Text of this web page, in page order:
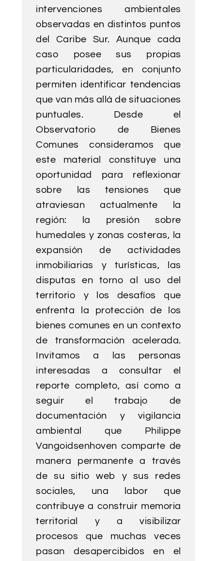
intervenciones ambientales
observadas en distintos puntos
del Caribe Sur. Aunque cada
caso posee sus propias
particularidades, en conjunto
permiten identificar tendencias
que van más allá de situaciones
puntuales. Desde el
Observatorio de Bienes
Comunes consideramos que
este material constituye una
oportunidad para reflexionar
sobre las tensiones que
atraviesan actualmente la
región: la presión sobre
humedales y zonas costeras, la
expansión de actividades
inmobiliarias y turísticas, las
disputas en torno al uso del
territorio y los desafíos que
enfrenta la protección de los
bienes comunes en un contexto
de transformación acelerada.
Invitamos a las personas
interesadas a consultar el
reporte completo, así como a
seguir el trabajo de
documentación y vigilancia
ambiental que Philippe
Vangoidsenhoven comparte de
manera permanente a través
de su sitio web y sus redes
sociales, una labor que
contribuye a construir memoria
territorial y a visibilizar
procesos que muchas veces
pasan desapercibidos en el